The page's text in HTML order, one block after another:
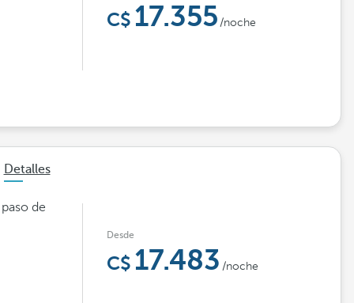
17.355 /noche
Detalles
de
Desde
17.483 /noche